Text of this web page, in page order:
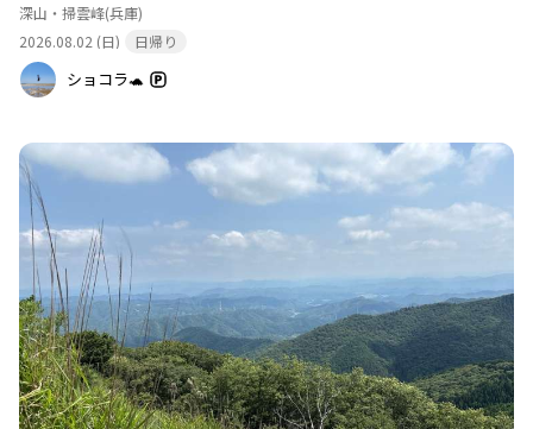
深山・掃雲峰(兵庫)
2026.08.02 (日)
日帰り
ショコラ🐢